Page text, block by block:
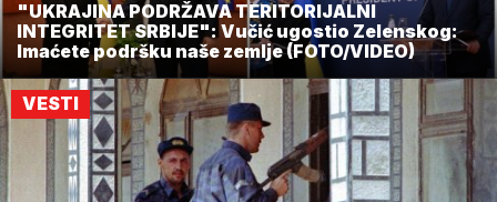
"UKRAJINA PODRŽAVA TERITORIJALNI
INTEGRITET SRBIJE": Vučić ugostio Zelenskog:
Imaćete podršku naše zemlje (FOTO/VIDEO)
VESTI